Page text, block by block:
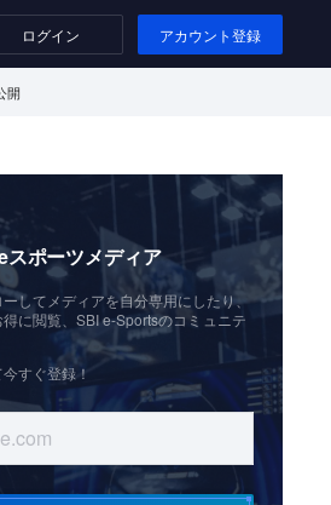
ログイン アカウント登録
開
スポーツメディア
してメディアを自分専用にしたり、
に閲覧、SBI e-Sportsのコミュニテ
すぐ登録！